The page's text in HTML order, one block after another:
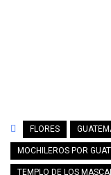
FLORES
MOCHILEROS POR
TEMPLO DE LOS